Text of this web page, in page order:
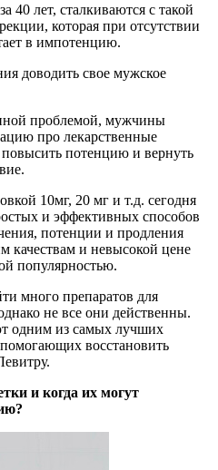
лет, сталкиваются с такой
которая при отсутствии
в импотенцию.
доводить свое мужское
проблемой, мужчины
про лекарственные
потенцию и вернуть
10мг, 20 мг и т.д. сегодня
и эффективных способов
потенции и продления
качествам и невысокой цене
популярностью.
много препаратов для
не все они действенны.
одним из самых лучших
восстановить
и когда их могут